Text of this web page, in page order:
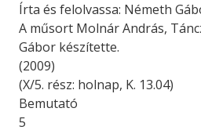
Írta és felolvassa: Németh
A műsort Molnár András,
Gábor készítette.
(2009)
(X/5. rész: holnap, K. 13.04)
Bemutató
5